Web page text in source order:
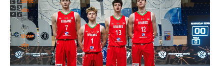
обл
Витебская
обл
Могилевская
обл
Могилевская
обл